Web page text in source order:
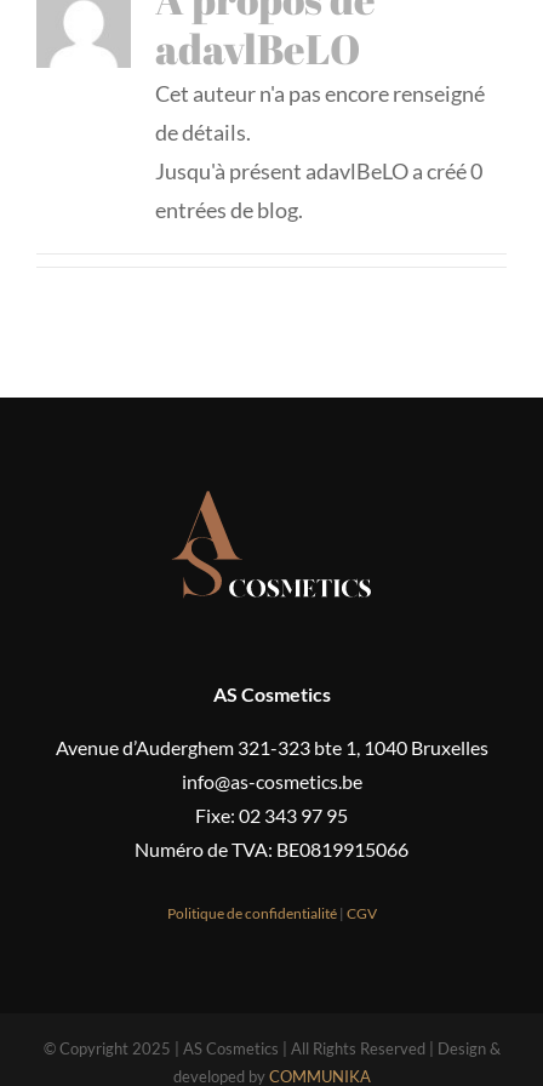
adavlBeLO
Cet auteur n'a pas encore renseigné
de détails.
Jusqu'à présent adavlBeLO a créé 0
entrées de blog.
AS Cosmetics
Avenue d’Auderghem 321-323 bte 1, 1040 Bruxelles
info@as-cosmetics.be
Fixe: 02 343 97 95
Numéro de TVA: BE0819915066
Politique de confidentialité| CGV
© Copyright 2025 | AS Cosmetics | All Rights Reserved | Design &
developed byCOMMUNIKA